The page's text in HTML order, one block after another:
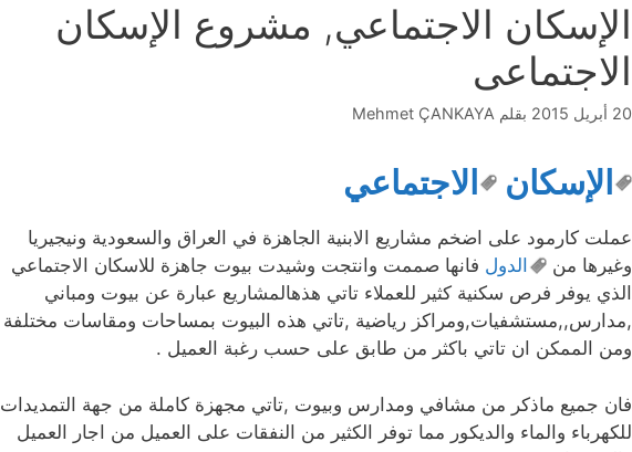
الإسكان الاجتماعي, مشروع الإسكان
الاجتماعى
20 أبريل 2015 بقلم Mehmet ÇANKAYA
الإسكان الاجتماعي
عملت كارمود على اضخم مشاريع الابنية الجاهزة في العراق والسعودية ونيجيريا
وغيرها من
الدول فانها صممت وانتجت وشيدت بيوت جاهزة للاسكان الاجتماعي
الذي يوفر فرص سكنية كثير للعملاء تاتي هذهالمشاريع عبارة عن بيوت ومباني
,مدارس,,مستشفيات,ومراكز رياضية ,تاتي هذه البيوت بمساحات ومقاسات مختلفة
ومن الممكن ان تاتي باكثر من طابق على حسب رغبة العميل .
فان جميع ماذكر من مشافي ومدارس وبيوت ,تاتي مجهزة كاملة من جهة التمديدات
للكهرباء والماء والديكور مما توفر الكثير من النفقات على العميل من اجار العميل